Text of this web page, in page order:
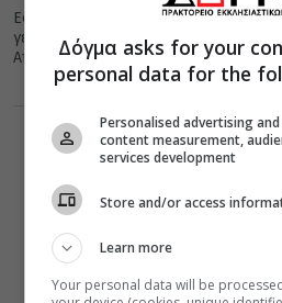
Εορτές της Ορθοδοξίας, σημαντικά
γεγονότα, γεννήσεις και θάνατοι που
Απριλίου. Το 2015...
Δόγμα asks for your
personal data for the
Personalised advertising
content measurement,
services development
Store and/or access
Learn more
Your personal data will be